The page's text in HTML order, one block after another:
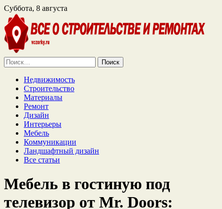
Суббота, 8 августа
Найти:
Недвижимость
Строительство
Материалы
Ремонт
Дизайн
Интерьеры
Мебель
Коммуникации
Ландшафтный дизайн
Все статьи
Мебель в гостиную под
телевизор от Mr. Doors: